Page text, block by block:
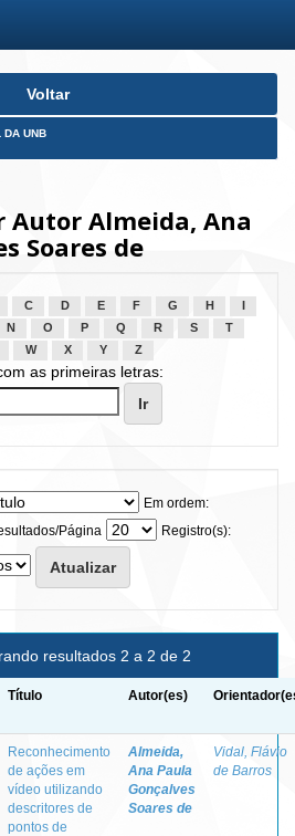
Voltar
DA UNB
Autor Almeida, Ana
Soares de
C D E F G H
N O P Q R S
T
W X Y Z
as primeiras letras:
Em ordem:
Página
Registro(s):
resultados 2 a 2 de 2
Título Autor(es)
Reconhecimento
de ações em
vídeo utilizando
descritores de
pontos de
Almeida,
Ana Paula
Gonçalves
Soares de
Vidal, Flávio
de Barros